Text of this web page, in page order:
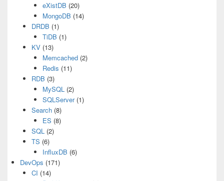
eXistDB (20)
MongoDB (14)
DRDB (1)
TiDB (1)
KV(13)
Memcached (2)
Redis (11)
RDB (3)
MySQL (2)
SQLServer(1)
Search(8)
ES (8)
SQL(2)
TS (6)
InfluxDB (6)
DevOps (171)
CI (14)